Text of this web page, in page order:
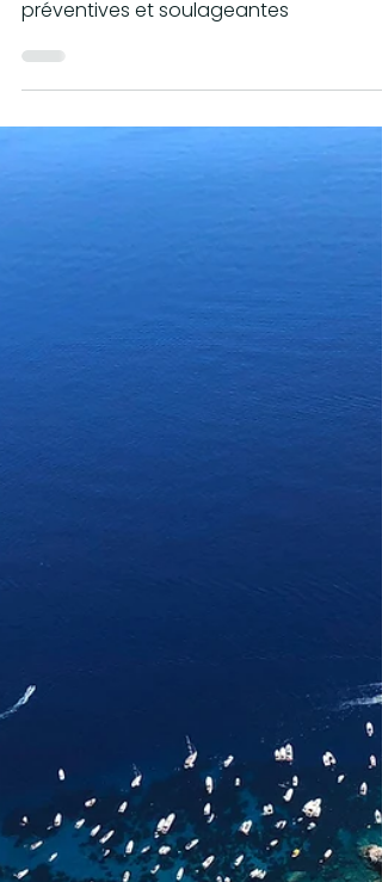
LES MÉTHODES
NATURELLES CONTRE
LES RHUMATISMES
rhumatismes offrent des solutions